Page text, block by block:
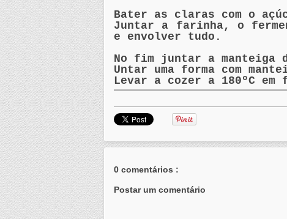
Bater as claras com o
Juntar a farinha, o
e envolver tudo.
No fim juntar a
Untar uma forma com
Levar a cozer a 180ºC em
0 comentários :
Postar um comentário